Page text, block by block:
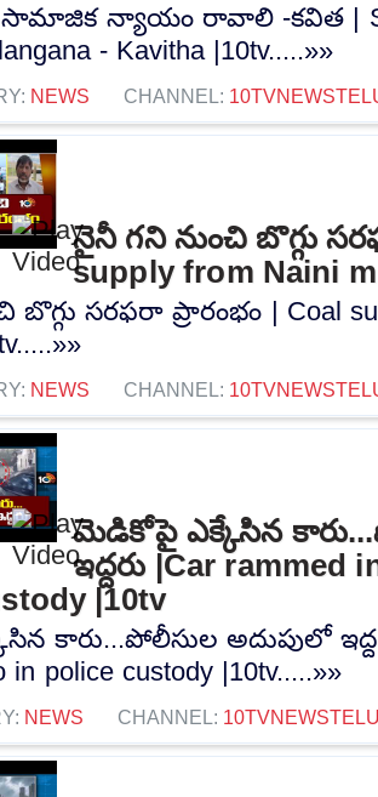
న్యాయం రావాలి -కవిత |
- Kavitha |10tv.....»»
NEWS CHANNEL:
నైనీ గని నుంచి బొగ్గు
supply from Naini
బొగ్గు సరఫరా ప్రారంభం | Coal
NEWS CHANNEL:
మెడికోపై ఎక్కేసిన
ఇద్దరు |Car rammed
|10tv
కారు...పోలీసుల అదుపులో
in police custody |10tv.....»»
NEWS CHANNEL: